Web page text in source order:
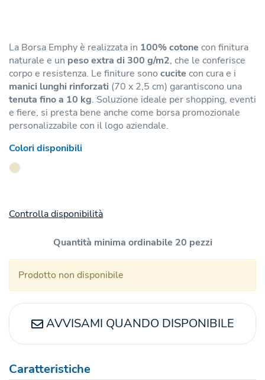
La Borsa Emphy è realizzata in 100% cotone con finitura
naturale e un peso extra di 300 g/m2, che le conferisce
corpo e resistenza. Le finiture sono cucite con cura e i
manici lunghi rinforzati (70 x 2,5 cm) garantiscono una
tenuta fino a 10 kg. Soluzione ideale per shopping, eventi
e fiere, si presta bene anche come borsa promozionale
personalizzabile con il logo aziendale.
Colori disponibili
Controlla disponibilità
Quantità minima ordinabile 20 pezzi
Prodotto non disponibile
AVVISAMI QUANDO DISPONIBILE
Caratteristiche